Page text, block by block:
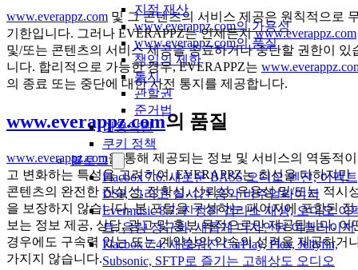
지적 재산
www.everappz.com의 가용성
www.everappz.com의 품질
책임의 제한
통지
관할권
준거법
이용약관
쿠키 정책
블로그
Flacbox 7.6: 새로운 BASS 오디오 엔진, 이펙
DSP, 그리고 실시간 음악 비주얼라이저
Evermusic 8.7: 진정한 갭리스 재생, 오디오 이
트, 음량 정규화, 새롭게 디자인된 이퀄라이저
Flacbox 7.4: 새로워진 CarPlay, Plex, Jellyfin,
Subsonic, SFTP로 즐기는 고해상도 오디오
www.everappz.com 및 그 콘텐츠의 서비스 제공은 원칙적으로
기한입니다. 그러나 EVERAPPZ는 언제든지www.everappz.com
및/또는 콘텐츠의 서비스 제공을 종료하거나 중단할 권한이 있
니다. 합리적으로 가능한 경우, EVERAPPZ는
의 종료 또는 중단에 대한 사전 통지를 제공합니다.
www.everappz.com의 품질
www.everappz.com을 통해 제공되는 정보 및 서비스의 역동적이
고 변화하는 특성을 고려하여, EVERAPPZ는 최선을 다하지만
콘텐츠의 완전한 진실성, 정확성, 신뢰성, 유용성 및/또는 적시
을 보장하지 않습니다. 본 포털을 구성하는 페이지에 포함된 정
보는 정보 제공, 상담, 광고 및 홍보 목적으로만 제공됩니다. 어
경우에도 구속력 있는 또는 계약상의 약속의 성격을 제공하거
가지지 않습니다.